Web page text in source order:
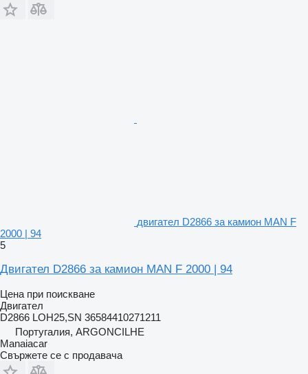
двигател D2866 за камион MAN F
2000 | 94
5
Двигател D2866 за камион MAN F 2000 | 94
Цена при поискване
Двигател
D2866 LOH25,SN 36584410271211
Португалия, ARGONCILHE
Manaiacar
Свържете се с продавача